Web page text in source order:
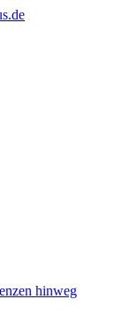
hinweg